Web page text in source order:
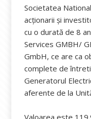
Societatea
acționarii și
cu o durată de 8
Services GMBH/
GmbH, ce are ca
complete de
Generatorul
aferente de la
Valoarea este